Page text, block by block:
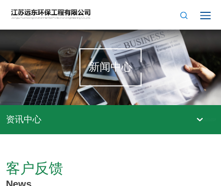
新闻中心
资讯中心
客户反馈